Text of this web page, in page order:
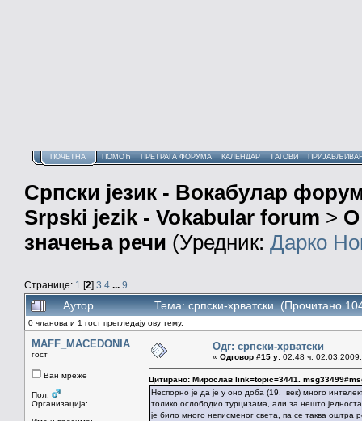
ПОЧЕТНА ПОМОЋ ПРЕТРАГА ФОРУМА КАЛЕНДАР ТАГОВИ
Српски језик - Вокабулар
Srpski jezik - Vokabular forum > О
значења речи (Уредник: Дарко
Странице: 1 [2] 3 4 ... 9
Аутор Тема: српски-хрватски (Прочитано
0 чланова и 1 гост прегледају ову тему.
MAFF_MACEDONIA
гост
Ван мреже
Пол:
Организација:
Одг: српски-хрватски
« Одговор #15 у: 02.48 ч.
Цитирано: Мирослав link=topic=3441.
Неспорно је да је у оно доба (19. век) много
толико ослободио турцизама, али за нешто
је било много неписменог света, па се таква